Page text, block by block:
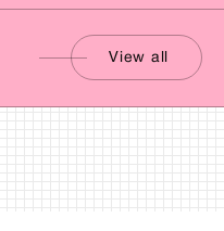
View all